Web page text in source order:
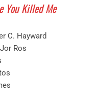
You Killed Me
C. Hayward
Ros